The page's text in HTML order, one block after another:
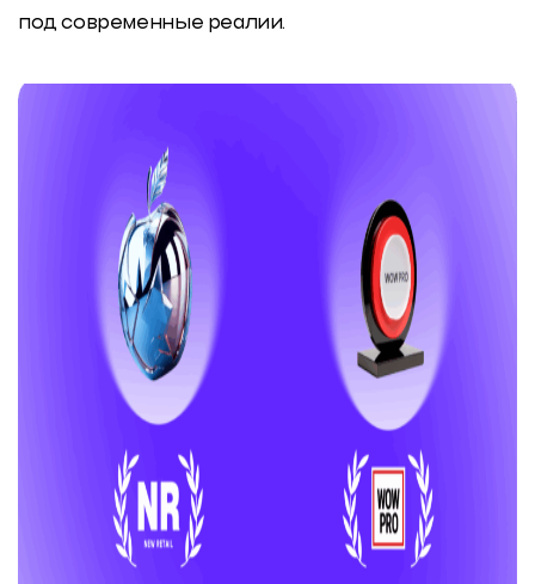
под современные реалии.